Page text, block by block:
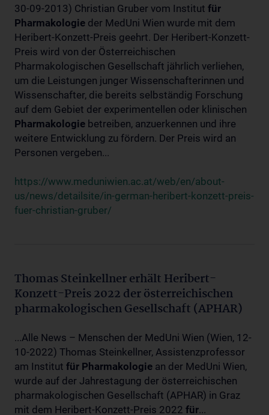
30-09-2013) Christian Gruber vom Institut für
Pharmakologie der MedUni Wien wurde mit dem
Heribert-Konzett-Preis geehrt. Der Heribert-Konzett-
Preis wird von der Österreichischen
Pharmakologischen Gesellschaft jährlich verliehen,
um die Leistungen junger Wissenschafterinnen und
Wissenschafter, die bereits selbständig Forschung
auf dem Gebiet der experimentellen oder klinischen
Pharmakologie betreiben, anzuerkennen und ihre
weitere Entwicklung zu fördern. Der Preis wird an
Personen vergeben...
https://www.meduniwien.ac.at/web/en/about-
us/news/detailsite/in-german-heribert-konzett-preis-
fuer-christian-gruber/
Thomas Steinkellner erhält Heribert-
Konzett-Preis 2022 der österreichischen
pharmakologischen Gesellschaft (APHAR)
...Alle News – Menschen der MedUni Wien (Wien, 12-
10-2022) Thomas Steinkellner, Assistenzprofessor
am Institut für Pharmakologie an der MedUni Wien,
wurde auf der Jahrestagung der österreichischen
pharmakologischen Gesellschaft (APHAR) in Graz
mit dem Heribert-Konzett-Preis 2022 für...